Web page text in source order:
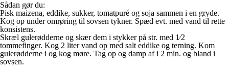
Sådan gør du:
Pisk maizena, eddike, sukker, tomatpuré og soja sammen i en gryde.
Kog op under omrøring til sovsen tykner. Spæd evt. med vand til rette
konsistens.
Skræl gulerødderne og skær dem i stykker på str. med 1⁄2
tommefinger. Kog 2 liter vand op med salt eddike og terning. Kom
gulerødderne i og kog møre. Tag op og damp af i 2 min. og bland i
sovsen.